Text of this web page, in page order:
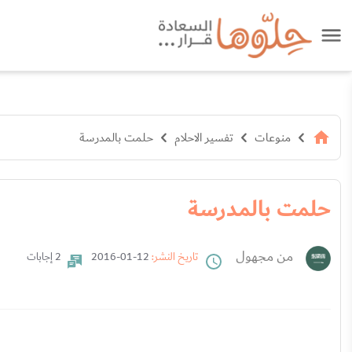
منوعات تفسير الاحلام حلمت بالمدرسة
حلمت بالمدرسة
من مجهول تاريخ النشر: 2 إجابات